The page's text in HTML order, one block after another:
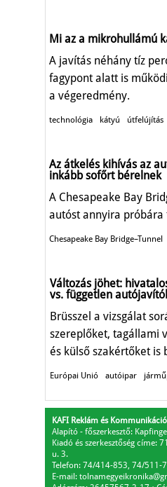
Mi az a mikrohullámú
A javítás néhány tíz
fagypont alatt is
a végeredmény.
technológia kátyú útfelújítás
Az átkelés kihívás az
inkább sofőrt bérelnek
A Chesapeake Bay
autóst annyira próbára
Chesapeake Bay Bridge–Tunnel
Változás jöhet:
vs. független
Brüsszel a vizsgálat
szereplőket, tagállami
és külső szakértőket is
Európai Unió autóipar
KAFI Reklám és
Alapító - főszerkesztő:
Kiadó és szerkesztőség címe:
u. 3.
Telefon: 74/414-853, 74/511-
E-mail: